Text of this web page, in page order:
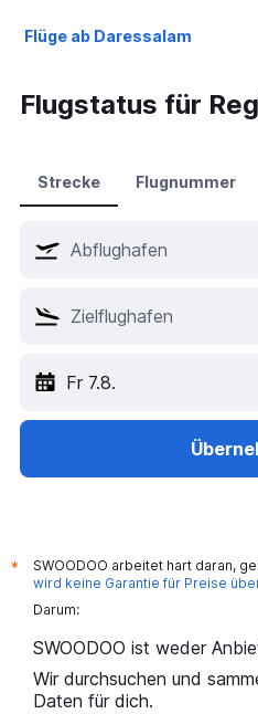
Flüge ab Daressalam
Flugstatus für
Strecke Flugnummer
Fr 7.8.
*
SWOODOO arbeitet hart daran,
wird keine Garantie für Preise
Darum:
SWOODOO ist weder
Wir durchsuchen und
Daten für dich.